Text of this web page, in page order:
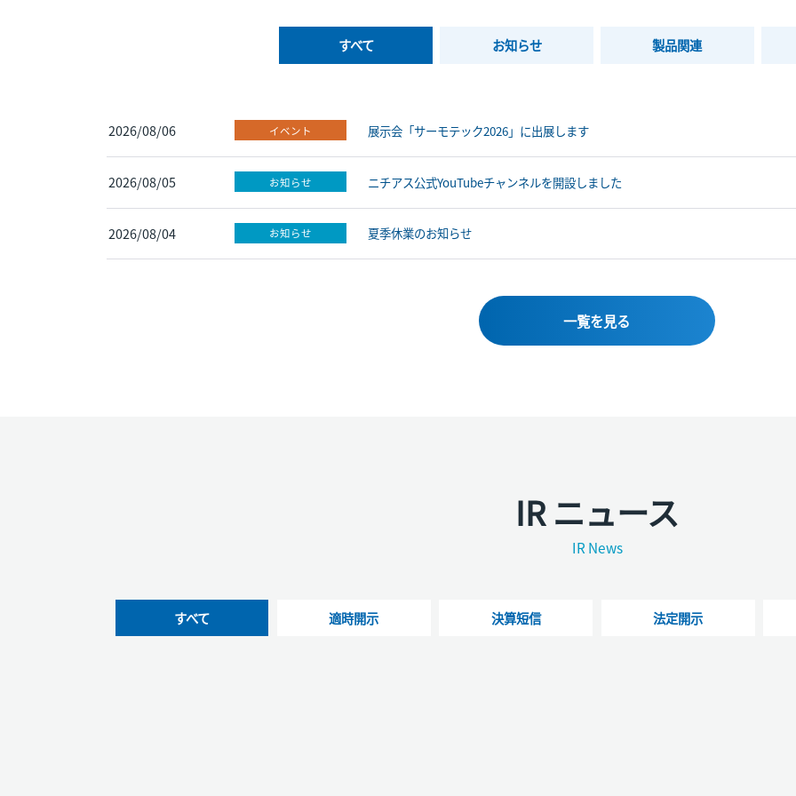
すべて お知らせ 製品関連
2026/08/06 イベント 展示会「サーモテック2026」に出展します
2026/08/05 お知らせ ニチアス公式YouTubeチャンネルを開設しました
2026/08/04 お知らせ 夏季休業のお知らせ
一覧を見る
IR ニュース
IR News
すべて 適時開示 決算短信 法定開示